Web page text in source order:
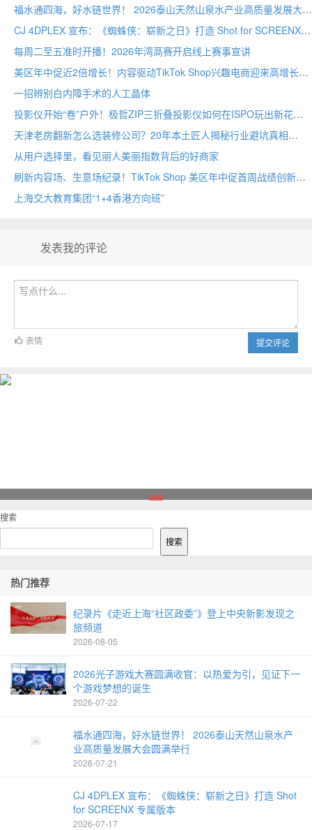
福水通四海，好水链世界！ 2026泰山天然山泉水产业高质量发展大会圆满举行
CJ 4DPLEX 宣布：《蜘蛛侠：崭新之日》打造 Shot for SCREENX 专属版本
每周二至五准时开播！2026年湾高赛开启线上赛事宣讲
美区年中促近2倍增长！内容驱动TikTok Shop兴趣电商迎来高增长
一招辨别白内障手术的人工晶体
投影仪开始“卷”户外！极哲ZIP三折叠投影仪如何在ISPO玩出新花样？
天津老房翻新怎么选装修公司？20年本土匠人揭秘行业避坑真相
从用户选择里，看见丽人美丽指数背后的好商家
刷新内容场、生意场纪录！TikTok Shop 美区年中促首周战绩创新高
上海交大教育集团“1+4香港方向班”
发表我的评论
提交评论
表情
搜索
搜索
热门推荐
纪录片《走近上海“社区政委”》登上中央新影发现之
旅频道
2026-08-05
2026光子游戏大赛圆满收官：以热爱为引，见证下一
个游戏梦想的诞生
2026-07-22
福水通四海，好水链世界！ 2026泰山天然山泉水产
业高质量发展大会圆满举行
2026-07-21
CJ 4DPLEX 宣布：《蜘蛛侠：崭新之日》打造 Shot
for SCREENX 专属版本
2026-07-17